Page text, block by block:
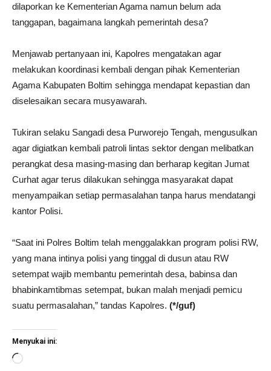
dilaporkan ke Kementerian Agama namun belum ada
tanggapan, bagaimana langkah pemerintah desa?
Menjawab pertanyaan ini, Kapolres mengatakan agar
melakukan koordinasi kembali dengan pihak Kementerian
Agama Kabupaten Boltim sehingga mendapat kepastian dan
diselesaikan secara musyawarah.
Tukiran selaku Sangadi desa Purworejo Tengah, mengusulkan
agar digiatkan kembali patroli lintas sektor dengan melibatkan
perangkat desa masing-masing dan berharap kegitan Jumat
Curhat agar terus dilakukan sehingga masyarakat dapat
menyampaikan setiap permasalahan tanpa harus mendatangi
kantor Polisi.
“Saat ini Polres Boltim telah menggalakkan program polisi RW,
yang mana intinya polisi yang tinggal di dusun atau RW
setempat wajib membantu pemerintah desa, babinsa dan
bhabinkamtibmas setempat, bukan malah menjadi pemicu
suatu permasalahan,” tandas Kapolres. (*/guf)
Menyukai ini:
Memuat...